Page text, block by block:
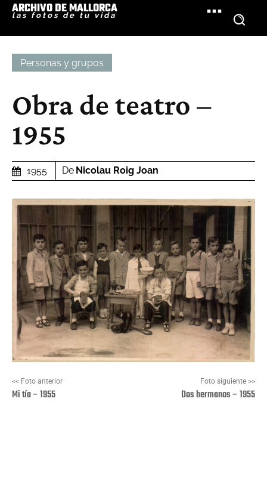
ARCHIVO DE MALLORCA
las fotos de tu vida
Personas y grupos
Obra de teatro –
1955
1955 De Nicolau Roig Joan
<< Foto anterior
Mi tía – 1955
Foto siguiente >>
Dos hermanos – 1955